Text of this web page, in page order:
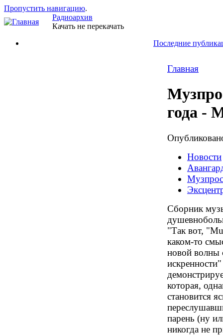
Пропустить навигацию.
Радиоархив
Качать не перекачать
Последние
Главная
года -
Новости
Сборник
"Так вот,
каком-то
новой волны
которая,
становится
парень (ну
никогда не